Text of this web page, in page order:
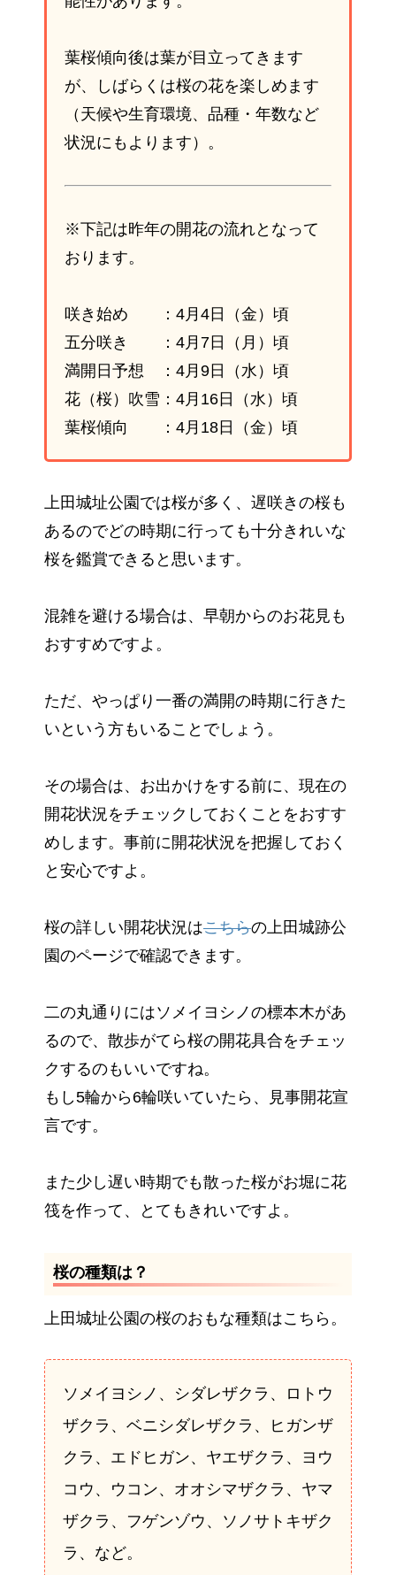
葉桜傾向後は葉が目立ってきます
が、しばらくは桜の花を楽しめます
（天候や生育環境、品種・年数など
状況にもよります）。
※下記は昨年の開花の流れとなって
おります。
咲き始め ：4月4日（金）頃
五分咲き ：4月7日（月）頃
満開日予想 ：4月9日（水）頃
花（桜）吹雪：4月16日（水）頃
葉桜傾向 ：4月18日（金）頃
上田城址公園では桜が多く、遅咲きの桜も
あるのでどの時期に行っても十分きれいな
桜を鑑賞できると思います。
混雑を避ける場合は、早朝からのお花見も
おすすめですよ。
ただ、やっぱり一番の満開の時期に行きた
いという方もいることでしょう。
その場合は、お出かけをする前に、現在の
開花状況をチェックしておくことをおすす
めします。事前に開花状況を把握しておく
と安心ですよ。
桜の詳しい開花状況はこちらの上田城跡公
園のページで確認できます。
二の丸通りにはソメイヨシノの標本木があ
るので、散歩がてら桜の開花具合をチェッ
クするのもいいですね。
もし5輪から6輪咲いていたら、見事開花宣
言です。
また少し遅い時期でも散った桜がお堀に花
筏を作って、とてもきれいですよ。
桜の種類は？
上田城址公園の桜のおもな種類はこちら。
ソメイヨシノ、シダレザクラ、ロトウ
ザクラ、ベニシダレザクラ、ヒガンザ
クラ、エドヒガン、ヤエザクラ、ヨウ
コウ、ウコン、オオシマザクラ、ヤマ
ザクラ、フゲンゾウ、ソノサトキザク
ラ、など。